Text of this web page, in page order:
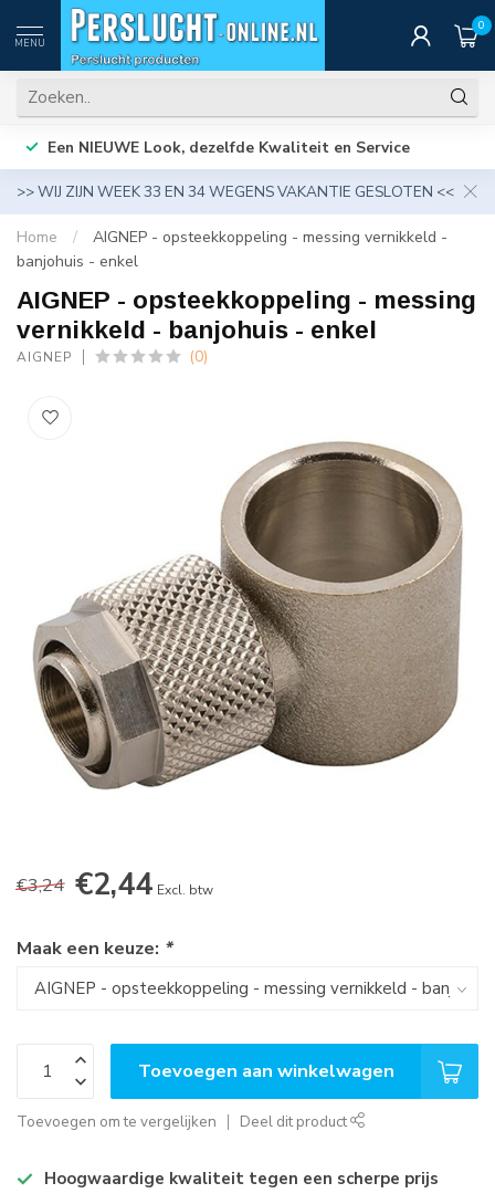
MENU
0
Een NIEUWE Look, dezelfde Kwaliteit en Service
>> WIJ ZIJN WEEK 33 EN 34 WEGENS VAKANTIE GESLOTEN <<
Home /
AIGNEP - opsteekkoppeling - messing vernikkeld -
banjohuis - enkel
AIGNEP - opsteekkoppeling - messing
vernikkeld - banjohuis - enkel
AIGNEP (0)
€3,24 €2,44 Excl. btw
Maak een keuze: *
Toevoegen aan winkelwagen
Toevoegen om te vergelijken Deel dit product
Hoogwaardige kwaliteit tegen een scherpe prijs